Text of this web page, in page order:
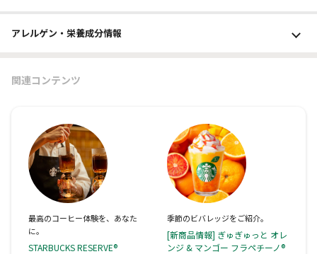
アレルゲン・栄養成分情報
関連コンテンツ
最高のコーヒー体験を、あなた
に。
STARBUCKS RESERVE®
季節のビバレッジをご紹介。
[新商品情報] ぎゅぎゅっと オレ
ンジ & マンゴー フラペチーノ®